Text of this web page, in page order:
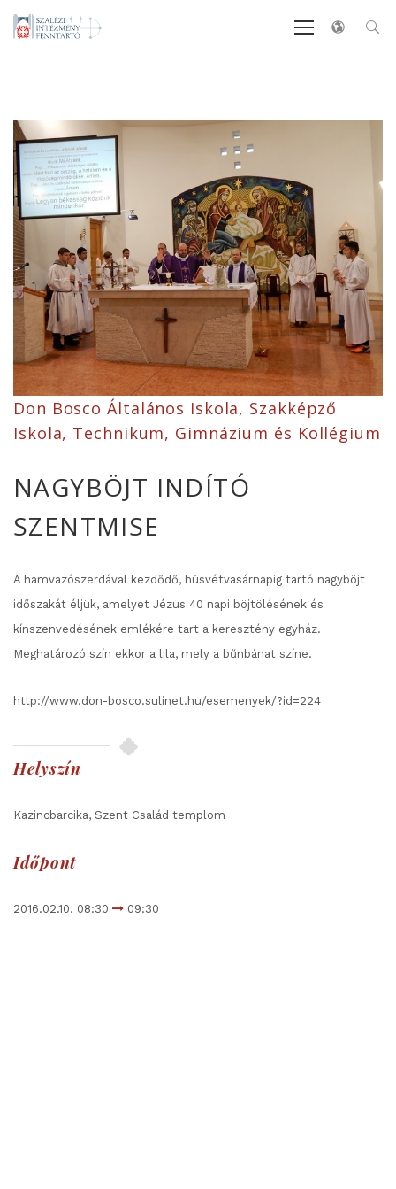
Don Bosco Általános Iskola, Szakképző
Iskola, Technikum, Gimnázium és Kollégium
NAGYBÖJT INDÍTÓ
SZENTMISE
A hamvazószerdával kezdődő, húsvétvasárnapig tartó nagyböjt
időszakát éljük, amelyet Jézus 40 napi böjtölésének és
kínszenvedésének emlékére tart a keresztény egyház.
Meghatározó szín ekkor a lila, mely a bűnbánat színe.
http://www.don-bosco.sulinet.hu/esemenyek/?id=224
Helyszín
Kazincbarcika, Szent Család templom
Időpont
2016.02.10. 08:30 09:30